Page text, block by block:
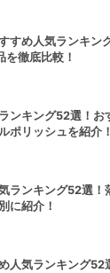
すめ人気ランキン
を徹底比較！
ンキング52選！お
ポリッシュを紹介！
ランキング52選！
に紹介！
人気ランキング52